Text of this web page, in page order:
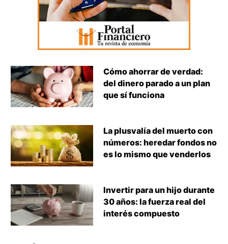
Cómo ahorrar de verdad:
del dinero parado a un plan
que sí funciona
La plusvalía del muerto con
números: heredar fondos no
es lo mismo que venderlos
Invertir para un hijo durante
30 años: la fuerza real del
interés compuesto